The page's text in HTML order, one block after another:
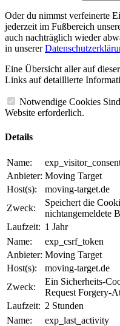
Oder du nimmst verfeinerte
jederzeit im Fußbereich
auch nachträglich wieder
in unserer
Eine Übersicht aller auf
Links auf detaillierte
Notwendige Cookies
Website erforderlich.
Details
Name:
Anbieter: Moving Target
Host(s):
moving-target.de
Zweck:
Speichert die
nichtangemeldete
Laufzeit: 1 Jahr
Name:
exp_csrf_token
Anbieter: Moving Target
Host(s):
moving-target.de
Zweck:
Ein Sicherheits-
Request Forgery-
Laufzeit: 2 Stunden
Name:
exp_last_activity